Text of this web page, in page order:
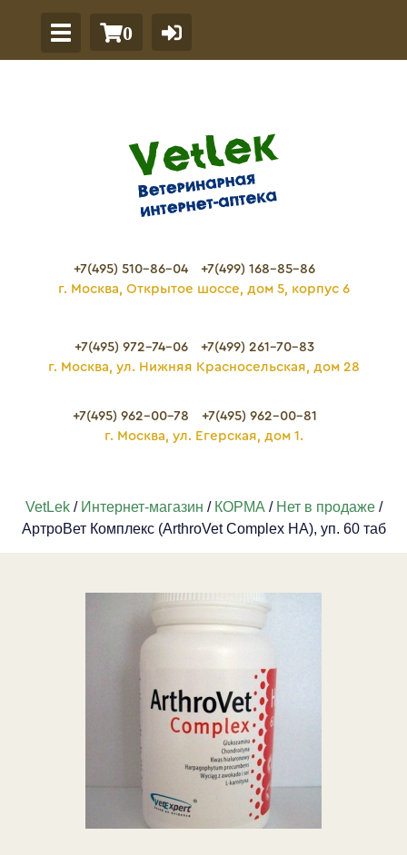
0
+7(495) 510-86-04
+7(499) 168-85-86
г. Москва, Открытое шоссе, дом 5, корпус 6
+7(495) 972-74-06
+7(499) 261-70-83
г. Москва, ул. Нижняя Красносельская, дом 28
+7(495) 962-00-78
+7(495) 962-00-81
г. Москва, ул. Егерская, дом 1.
VetLek/ Интернет-магазин / КОРМА / Нет в продаже/
АртроВет Комплекс (ArthroVet Complex HA), уп. 60 таб